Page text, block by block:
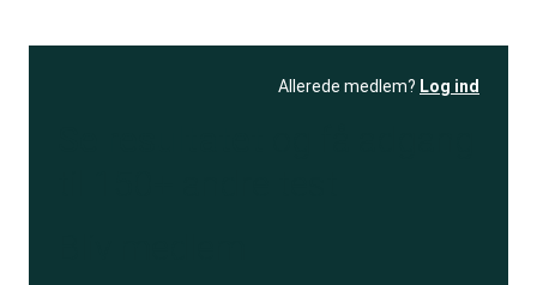
Allerede medlem? Log ind